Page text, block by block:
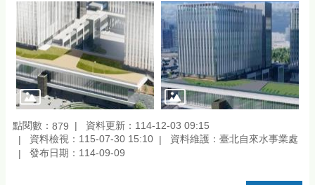
點閱數： 879
資料更新：114-12-03 09:15
資料檢視：115-07-30 15:10
資料維護：臺北自來水事業處
發布日期：114-09-09